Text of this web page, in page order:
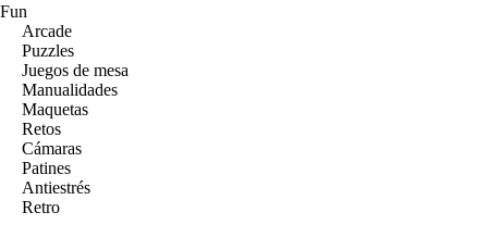
Fun
Arcade
Puzzles
Juegos de mesa
Manualidades
Maquetas
Retos
Cámaras
Patines
Antiestrés
Retro